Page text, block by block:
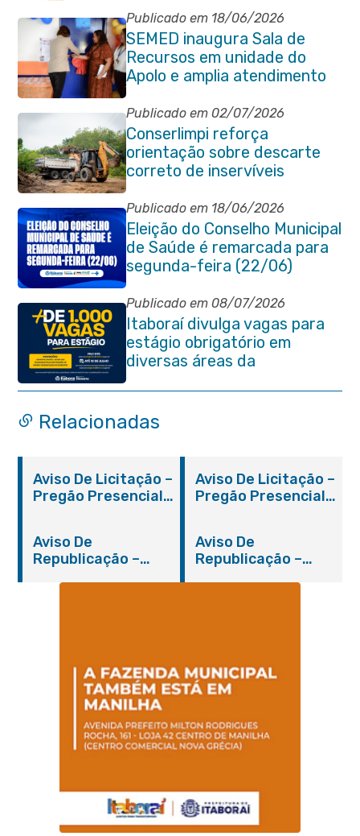
Educação
Publicado em 18/06/2026
SEMED inaugura Sala de
Recursos em unidade do
Apolo e amplia atendimento
especializado na rede
municipal
Publicado em 02/07/2026
Conserlimpi reforça
orientação sobre descarte
correto de inservíveis
Publicado em 18/06/2026
Eleição do Conselho Municipal
de Saúde é remarcada para
segunda-feira (22/06)
Publicado em 08/07/2026
Itaboraí divulga vagas para
estágio obrigatório em
diversas áreas da
administração pública
Relacionadas
Aviso De Licitação –
Pregão Presencial
Aviso De Licitação –
Pregão Presencial
Aviso De
Republicação –
Aviso De
Republicação –